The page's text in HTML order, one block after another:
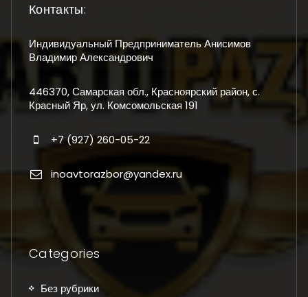
Контакты:
Индивидуальный Предприниматель Анисимов
Владимир Александрович
446370, Самарская обл., Красноярский район, с.
Красный Яр, ул. Комсомольская 191
+7 (927) 260-05-22
inoavtorazbor@yandex.ru
Categories
Без рубрики